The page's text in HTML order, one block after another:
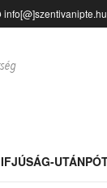
info[@]szentivanipte.hu
IFJÚSÁG-